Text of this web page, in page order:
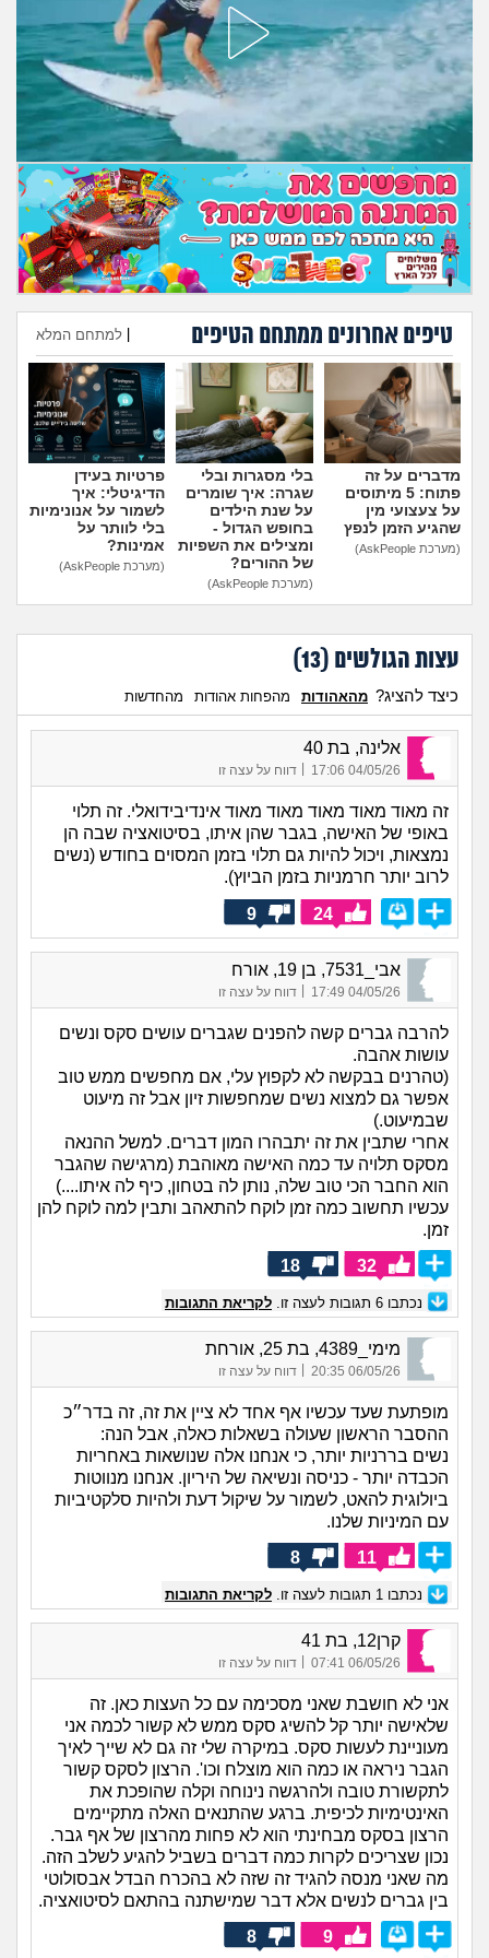
טיפים אחרונים ממתחם הטיפים למתחם המלא
הוספת טיפ
מדברים על זה
פתוח: 5 מיתוסים
על צעצועי מין
שהגיע הזמן לנפץ
(מערכת AskPeople)
בלי מסגרות ובלי
שגרה: איך שומרים
על שנת הילדים
בחופש הגדול -
ומצילים את השפיות
של ההורים?
(מערכת AskPeople)
פרטיות בעידן
הדיגיטלי: איך
לשמור על אנונימיות
בלי לוותר על
אמינות?
(מערכת AskPeople)
עצות הגולשים (13
)
כיצד להציג? מהאהודות מהפחות אהודות מהחדשות
אלינה, בת 40
04/05/26 17:06 דווח על עצה זו
זה מאוד מאוד מאוד מאוד מאוד אינדיבידואלי. זה תלוי
באופי של האישה, בגבר שהן איתו, בסיטואציה שבה הן
נמצאות, ויכול להיות גם תלוי בזמן המסוים בחודש (נשים
לרוב יותר חרמניות בזמן הביוץ).
24
9
אבי_7531, בן 19, אורח
04/05/26 17:49
| דווח על עצה זו
להרבה גברים קשה להפנים שגברים עושים סקס ונשים
עושות אהבה.
(טהרנים בבקשה לא לקפוץ עלי, אם מחפשים ממש טוב
אפשר גם למצוא נשים שמחפשות זיון אבל זה מיעוט
שבמיעוט.)
אחרי שתבין את זה יתבהרו המון דברים. למשל ההנאה
מסקס תלויה עד כמה האישה מאוהבת (מרגישה שהגבר
הוא החבר הכי טוב שלה, נותן לה בטחון, כיף לה איתו....)
עכשיו תחשוב כמה זמן לוקח להתאהב ותבין למה לוקח להן
זמן.
32
18
נכתבו 6 תגובות לעצה זו. לקריאת התגובות
מימי_4389, בת 25, אורחת
06/05/26 20:35
| דווח על עצה זו
מופתעת שעד עכשיו אף אחד לא ציין את זה, זה בדר״כ
ההסבר הראשון שעולה בשאלות כאלה, אבל הנה:
נשים בררניות יותר, כי אנחנו אלה שנושאות באחריות
הכבדה יותר - כניסה ונשיאה של היריון. אנחנו מנווטות
ביולוגית להאט, לשמור על שיקול דעת ולהיות סלקטיביות
עם המיניות שלנו.
11
8
נכתבו 1 תגובות לעצה זו. לקריאת התגובות
קרן12, בת 41
06/05/26 07:41 דווח על עצה זו
אני לא חושבת שאני מסכימה עם כל העצות כאן. זה
שלאישה יותר קל להשיג סקס ממש לא קשור לכמה אני
מעוניינת לעשות סקס. במיקרה שלי זה גם לא שייך לאיך
הגבר ניראה או כמה הוא מוצלח וכו'. הרצון לסקס קשור
לתקשורת טובה ולהרגשה נינוחה וקלה שהופכת את
האינטימיות לכיפית. ברגע שהתנאים האלה מתקיימים
הרצון בסקס מבחינתי הוא לא פחות מהרצון של אף גבר.
נכון שצריכים לקרות כמה דברים בשביל להגיע לשלב הזה.
מה שאני מנסה להגיד זה שזה לא בהכרח הבדל אבסולוטי
בין גברים לנשים אלא דבר שמישתנה בהתאם לסיטואציה.
9
8